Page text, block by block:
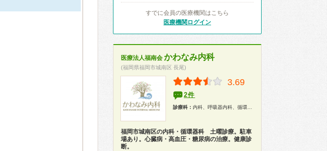
すでに会員の医療機関はこちら
医療機関ログイン
医療法人福南会 かわなみ内科
(福岡県福岡市城南区 長尾)
3.69
2件
診療科： 内科、呼吸器内科、循環器内科、消化器内科、胃腸科、内分泌代謝科、糖尿病科、アレルギー科、漢方、健康診断
福岡市城南区の内科・循環器科 土曜診療。駐車
場あり。心臓病・高血圧・糖尿病の治療。健康診
断。